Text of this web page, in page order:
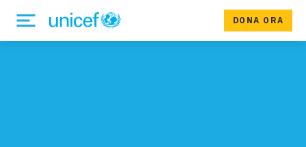
DONA ORA